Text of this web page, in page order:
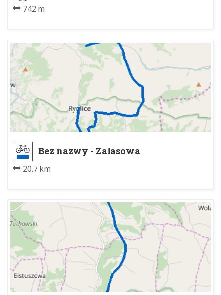
742 m
Bez nazwy - Zalasowa
20.7 km